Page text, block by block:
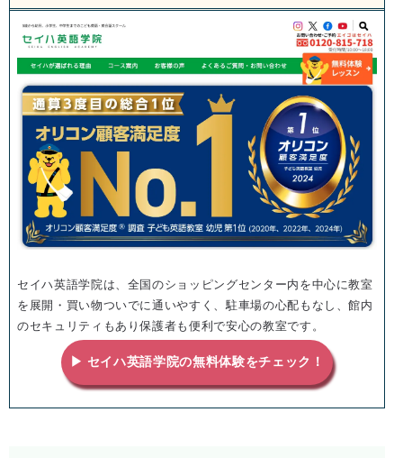
セイハ英語学院は、全国のショッピングセンター内を中心に教室
を展開・買い物ついでに通いやすく、駐車場の心配もなし、館内
のセキュリティもあり保護者も便利で安心の教室です。
▶ セイハ英語学院の無料体験をチェック！